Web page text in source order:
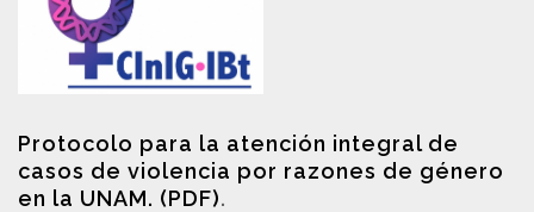
Protocolo para la atención integral de
casos de violencia por razones de género
en la UNAM. (PDF).